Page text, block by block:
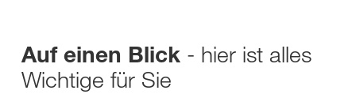
Auf einen Blick - hier ist alles
Wichtige für Sie